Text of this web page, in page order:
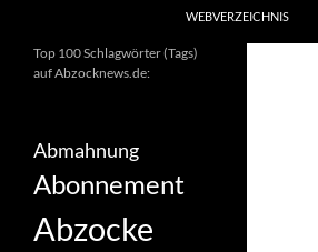
WEBVERZEICHNIS
Ihr unabhängiges
Informationsportal
Top 100 Schlagwörter (Tags)
auf Abzocknews.de:
Abmahnung
Abonnement
Abzocke